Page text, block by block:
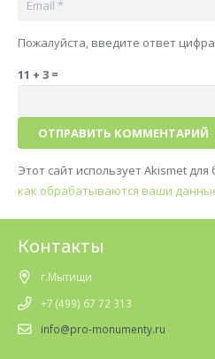
Пожалуйста, введите ответ
11 + 3 =
ОТПРАВИТЬ КОММЕНТАРИЙ
Этот сайт использует Akismet
как обрабатываются ваши
Контакты
г.Мытищи
+7 (499) 67 72 313
info@pro-monumenty.ru